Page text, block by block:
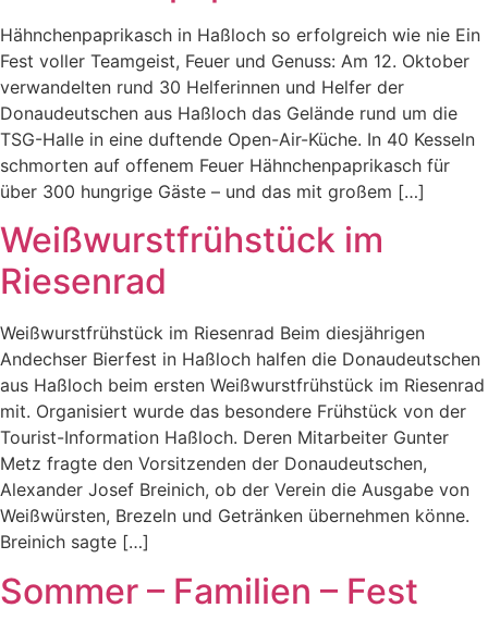
Hähnchenpaprikasch in Haßloch so erfolgreich wie nie Ein
Fest voller Teamgeist, Feuer und Genuss: Am 12. Oktober
verwandelten rund 30 Helferinnen und Helfer der
Donaudeutschen aus Haßloch das Gelände rund um die
TSG-Halle in eine duftende Open-Air-Küche. In 40 Kesseln
schmorten auf offenem Feuer Hähnchenpaprikasch für
über 300 hungrige Gäste – und das mit großem […]
Weißwurstfrühstück im
Riesenrad
Weißwurstfrühstück im Riesenrad Beim diesjährigen
Andechser Bierfest in Haßloch halfen die Donaudeutschen
aus Haßloch beim ersten Weißwurstfrühstück im Riesenrad
mit. Organisiert wurde das besondere Frühstück von der
Tourist-Information Haßloch. Deren Mitarbeiter Gunter
Metz fragte den Vorsitzenden der Donaudeutschen,
Alexander Josef Breinich, ob der Verein die Ausgabe von
Weißwürsten, Brezeln und Getränken übernehmen könne.
Breinich sagte […]
Sommer – Familien – Fest